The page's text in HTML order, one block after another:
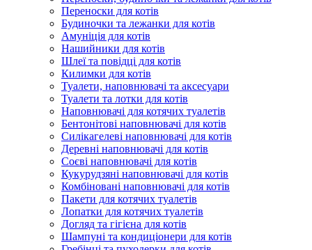
Переноски для котів
Будиночки та лежанки для котів
Амуніція для котів
Нашийники для котів
Шлеї та повідці для котів
Килимки для котів
Туалети, наповнювачі та аксесуари
Туалети та лотки для котів
Наповнювачі для котячих туалетів
Бентонітові наповнювачі для котів
Силікагелеві наповнювачі для котів
Деревні наповнювачі для котів
Соєві наповнювачі для котів
Кукурудзяні наповнювачі для котів
Комбіновані наповнювачі для котів
Пакети для котячих туалетів
Лопатки для котячих туалетів
Догляд та гігієна для котів
Шампуні та кондиціонери для котів